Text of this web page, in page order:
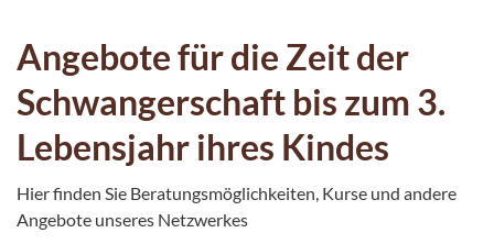
Angebote für die Zeit der
Schwangerschaft bis zum 3.
Lebensjahr ihres Kindes
Hier finden Sie Beratungsmöglichkeiten, Kurse und andere
Angebote unseres Netzwerkes